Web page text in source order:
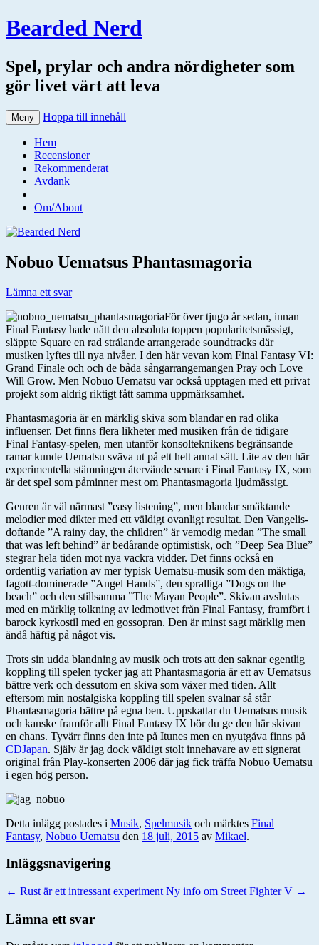
Bearded Nerd
Spel, prylar och andra nördigheter som
gör livet värt att leva
Meny Hoppa till innehåll
Hem
Recensioner
Rekommenderat
Avdank
Om/About
Nobuo Uematsus Phantasmagoria
Lämna ett svar
För över tjugo år sedan, innan
Final Fantasy hade nått den absoluta toppen popularitetsmässigt,
släppte Square en rad strålande arrangerade soundtracks där
musiken lyftes till nya nivåer. I den här vevan kom Final Fantasy VI:
Grand Finale och och de båda sångarrangemangen Pray och Love
Will Grow. Men Nobuo Uematsu var också upptagen med ett privat
projekt som aldrig riktigt fått samma uppmärksamhet.
Phantasmagoria är en märklig skiva som blandar en rad olika
influenser. Det finns flera likheter med musiken från de tidigare
Final Fantasy-spelen, men utanför konsolteknikens begränsande
ramar kunde Uematsu sväva ut på ett helt annat sätt. Lite av den här
experimentella stämningen återvände senare i Final Fantasy IX, som
är det spel som påminner mest om Phantasmagoria ljudmässigt.
Genren är väl närmast ”easy listening”, men blandar smäktande
melodier med dikter med ett väldigt ovanligt resultat. Den Vangelis-
doftande ”A rainy day, the children” är vemodig medan ”The small
that was left behind” är bedårande optimistisk, och ”Deep Sea Blue”
stegrar hela tiden mot nya vackra vidder. Det finns också en
ordentlig variation av mer typisk Uematsu-musik som den mäktiga,
fagott-dominerade ”Angel Hands”, den spralliga ”Dogs on the
beach” och den stillsamma ”The Mayan People”. Skivan avslutas
med en märklig tolkning av ledmotivet från Final Fantasy, framfört i
barock kyrkostil med en gossopran. Den är minst sagt märklig men
ändå häftig på något vis.
Trots sin udda blandning av musik och trots att den saknar egentlig
koppling till spelen tycker jag att Phantasmagoria är ett av Uematsus
bättre verk och dessutom en skiva som växer med tiden. Allt
eftersom min nostalgiska koppling till spelen svalnar så står
Phantasmagoria bättre på egna ben. Uppskattar du Uematsus musik
och kanske framför allt Final Fantasy IX bör du ge den här skivan
en chans. Tyvärr finns den inte på Itunes men en nyutgåva finns på
CDJapan. Själv är jag dock väldigt stolt innehavare av ett signerat
original från Play-konserten 2006 där jag fick träffa Nobuo Uematsu
i egen hög person.
Detta inlägg postades i Musik, Spelmusik och märktes Final
Fantasy, Nobuo Uematsu den 18 juli, 2015 av Mikael.
Inläggsnavigering
← Rust är ett intressant experiment Ny info om Street Fighter V →
Lämna ett svar